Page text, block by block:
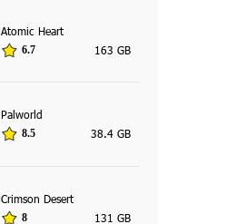
Atomic Heart
6.7 163 GB
Palworld
8.5 38.4 GB
Crimson Desert
8 131 GB